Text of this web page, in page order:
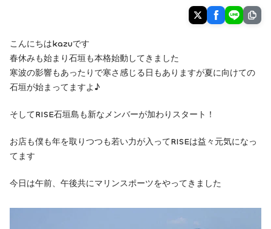
こんにちはkazuです
春休みも始まり石垣も本格始動してきました
寒波の影響もあったりで寒さ感じる日もありますが夏に向けての
石垣が始まってますよ♪
そしてRISE石垣島も新なメンバーが加わりスタート！
お店も僕も年を取りつつも若い力が入ってRISEは益々元気になっ
てます
今日は午前、午後共にマリンスポーツをやってきました